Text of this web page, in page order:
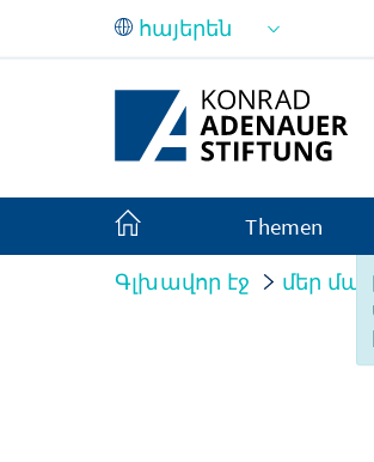
Skip to Main Content
Themen
Գլխավոր էջ մեր